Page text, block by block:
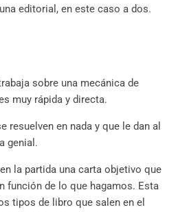
editorial, en este caso a dos.
sobre una mecánica de
muy rápida y directa.
resuelven en nada y que le dan al
genial.
la partida una carta objetivo que
función de lo que hagamos. Esta
tipos de libro que salen en el